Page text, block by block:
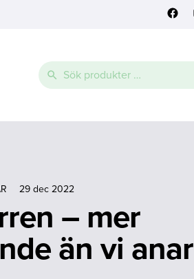
Sök
efter:
29 dec 2022
– mer
än vi anar